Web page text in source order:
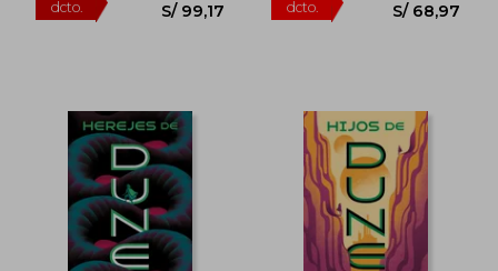
55%
dcto.
S/ 261,82
S/ 117,82
51%
dcto.